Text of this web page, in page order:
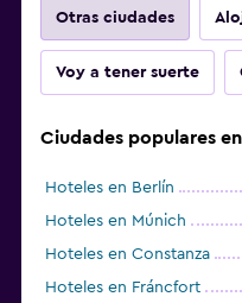
Otras ciudades
Voy a tener suerte
Ciudades populares
Hoteles en Berlín
Hoteles en Múnich
Hoteles en Constanza
Hoteles en Fráncfort